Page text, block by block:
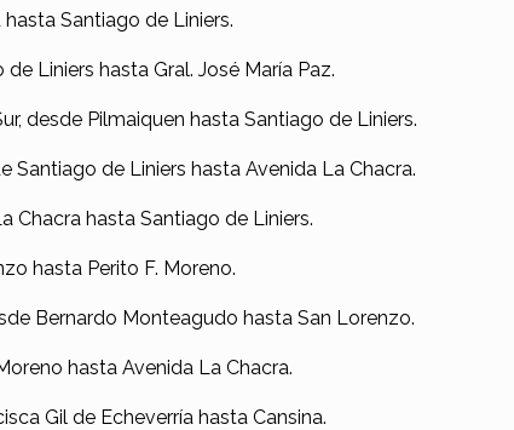
Santiago de Liniers.
Liniers hasta Gral. José María Paz.
desde Pilmaiquen hasta Santiago de Liniers.
Santiago de Liniers hasta Avenida La Chacra.
Chacra hasta Santiago de Liniers.
hasta Perito F. Moreno.
Bernardo Monteagudo hasta San Lorenzo.
hasta Avenida La Chacra.
Gil de Echeverría hasta Cansina.